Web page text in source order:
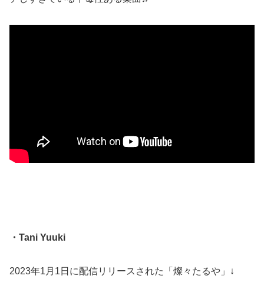
・Tani Yuuki
2023年1月1日に配信リリースされた「燦々たるや」↓